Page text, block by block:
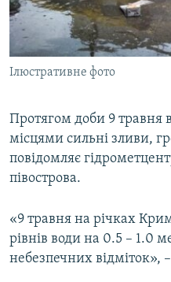
ВІДЕОУРОКИ «ELIFBE»
СВІДЧЕННЯ ОКУПАЦІЇ
УКРАЇНСЬКА ПРОБЛЕМА КРИМУ
Русский
Qırımtatar
Усі сайти RFE/RL
Ілюстративне фото
Протягом доби 9 травня
місцями сильні зливи,
повідомляє
півострова.
«9 травня на річках
рівнів води на 0.5 – 1.0
небезпечних відміток»,